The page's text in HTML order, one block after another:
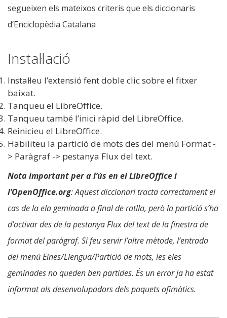
segueixen els mateixos criteris que els diccionaris
d’Enciclopèdia Catalana
Instal·lació
Instal·leu l’extensió fent doble clic sobre el fitxer
baixat.
Tanqueu el LibreOffice.
Tanqueu també l’inici ràpid del LibreOffice.
Reinicieu el LibreOffice.
Habiliteu la partició de mots des del menú Format -
> Paràgraf -> pestanya Flux del text.
Nota important per a l’ús en el LibreOffice i
l’OpenOffice.org: Aquest diccionari tracta correctament el
cas de la ela geminada a final de ratlla, però la partició s’ha
d’activar des de la pestanya Flux del text de la finestra de
format del paràgraf. Si feu servir l’altre mètode, l’entrada
del menú Eines/Llengua/Partició de mots, les eles
geminades no queden ben partides. És un error ja ha estat
informat als desenvolupadors dels paquets ofimàtics.